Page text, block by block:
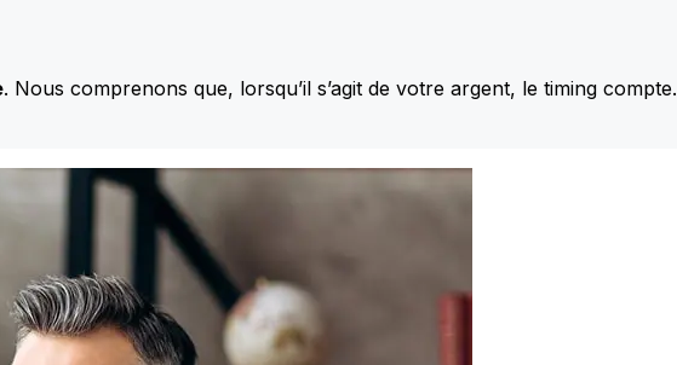
. Nous comprenons que, lorsqu’il s’agit de votre argent, le timing compte.